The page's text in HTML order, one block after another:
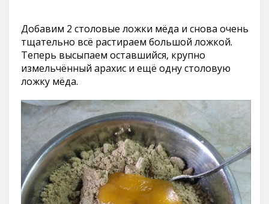
Добавим 2 столовые ложки мёда и снова очень
тщательно всё растираем большой ложкой.
Теперь высыпаем оставшийся, крупно
измельчённый арахис и ещё одну столовую
ложку мёда.